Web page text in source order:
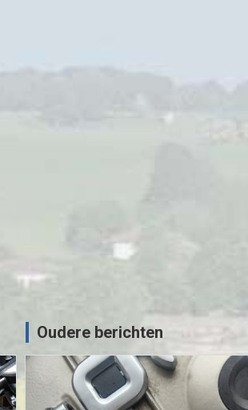
Oudere berichten